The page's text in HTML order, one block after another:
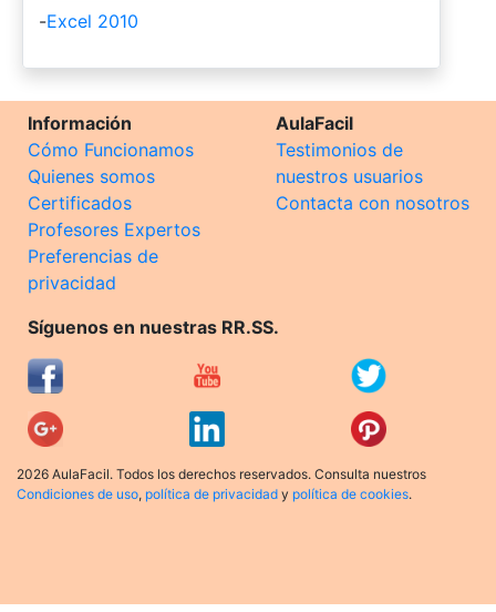
-Excel 2010
Información
Cómo Funcionamos
Quienes somos
Certificados
Profesores Expertos
Preferencias de
privacidad
AulaFacil
Testimonios de
nuestros usuarios
Contacta con nosotros
Síguenos en nuestras RR.SS.
2026 AulaFacil. Todos los derechos reservados. Consulta nuestros
Condiciones de uso, política de privacidad y política de cookies.